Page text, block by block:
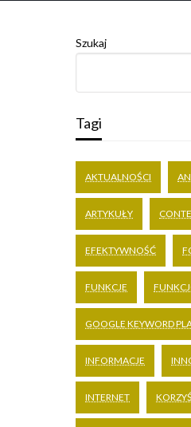
Szukaj
Tagi
AKTUALNOŚCI
ARTYKUŁY
EFEKTYWNOŚĆ
FUNKCJE
GOOGLE KEYWORD
INFORMACJE
INTERNET